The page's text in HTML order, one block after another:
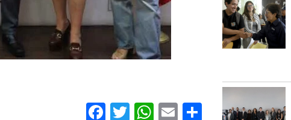
Facebook
Twitter
WhatsApp
EmailCompartir